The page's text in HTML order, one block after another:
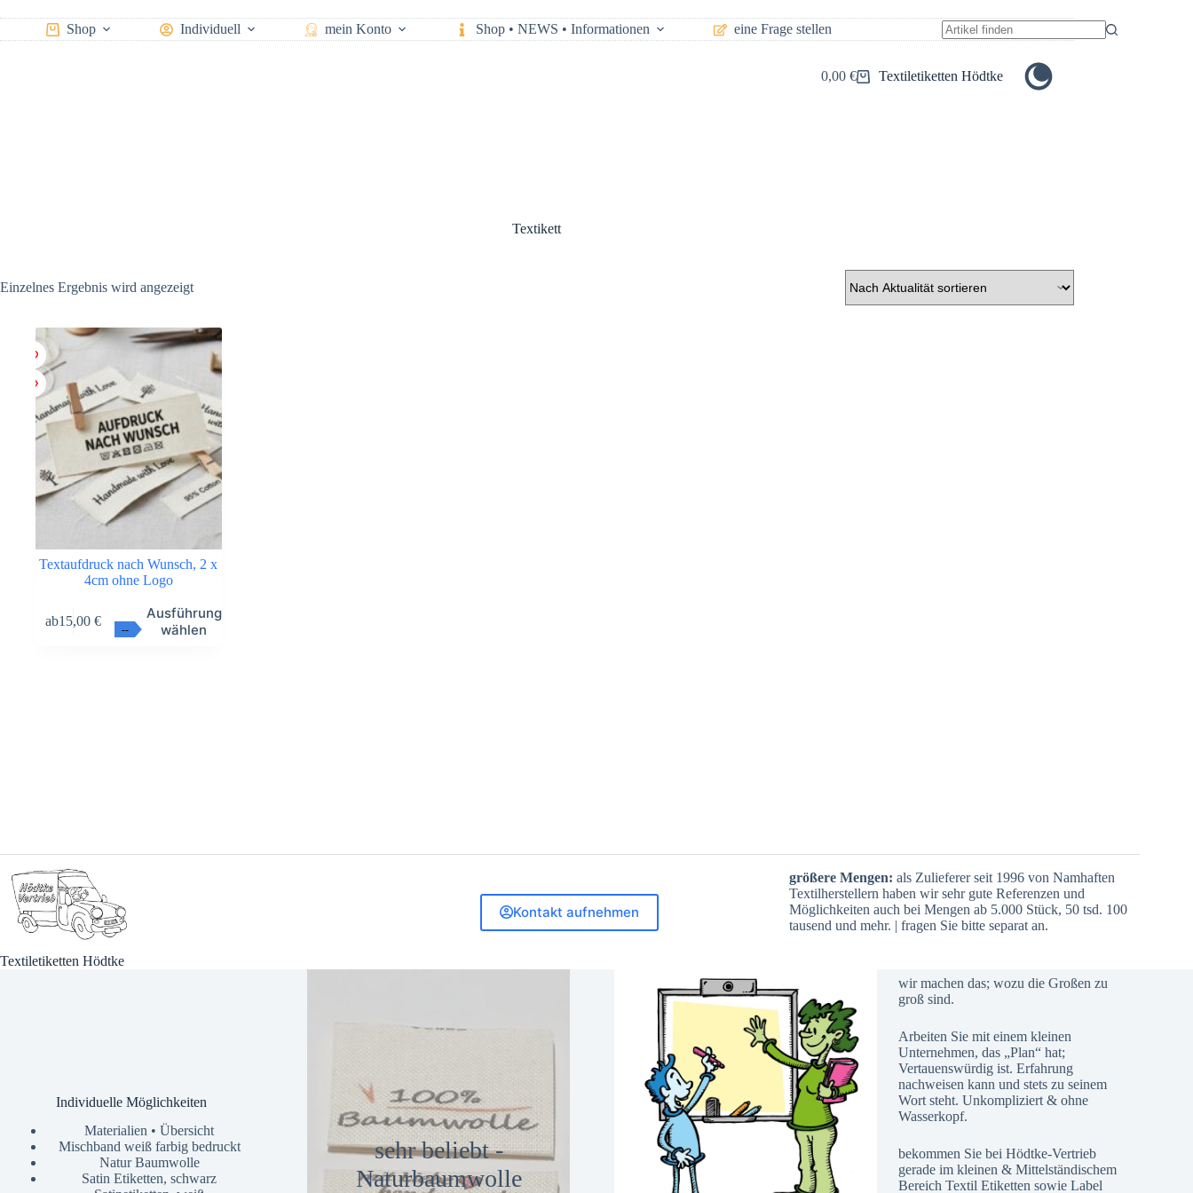
Inhalt
springen
Shop Individuell mein Konto Shop • NEWS • Informationen
eine Frage stellen
Keine
Warenkorb
0,00 € Textiletiketten Hödtke
Textikett
Einzelnes Ergebnis wird angezeigt
--
Textaufdruck nach Wunsch, 2 x
4cm ohne Logo
ab15,00 €
Ausführung
wählen
Produkt
Textiletiketten Hödtke
Kontakt aufnehmen
größere Mengen: als Zulieferer seit 1996 von Namhaften
Textilherstellern haben wir sehr gute Referenzen und
Möglichkeiten auch bei Mengen ab 5.000 Stück, 50 tsd. 100
tausend und mehr. | fragen Sie bitte separat an.
Individuelle Möglichkeiten
Materialien • Übersicht
Mischband weiß farbig bedruckt
Natur Baumwolle
Satin Etiketten, schwarz
sehr beliebt -
Naturbaumwolle
wir machen das; wozu die Großen zu
groß sind.
Arbeiten Sie mit einem kleinen
Unternehmen, das „Plan“ hat;
Vertauenswürdig ist. Erfahrung
nachweisen kann und stets zu seinem
Wort steht. Unkompliziert & ohne
Wasserkopf.
bekommen Sie bei Hödtke-Vertrieb
gerade im kleinen & Mittelständischem
Bereich Textil Etiketten sowie Label